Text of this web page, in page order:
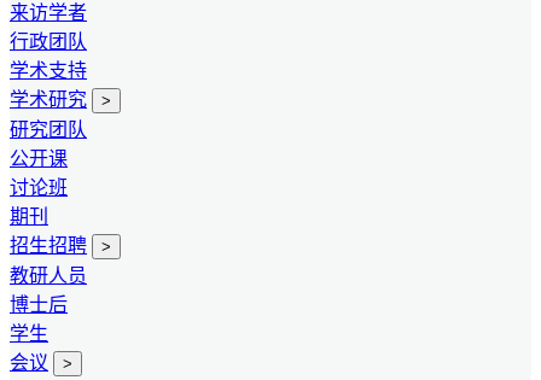
来访学者
行政团队
学术支持
学术研究
>
研究团队
公开课
讨论班
期刊
招生招聘
>
教研人员
博士后
学生
会议
>